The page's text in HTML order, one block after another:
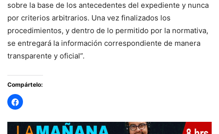
sobre la base de los antecedentes del expediente y nunca
por criterios arbitrarios. Una vez finalizados los
procedimientos, y dentro de lo permitido por la normativa,
se entregará la información correspondiente de manera
transparente y oficial”.
Compártelo: